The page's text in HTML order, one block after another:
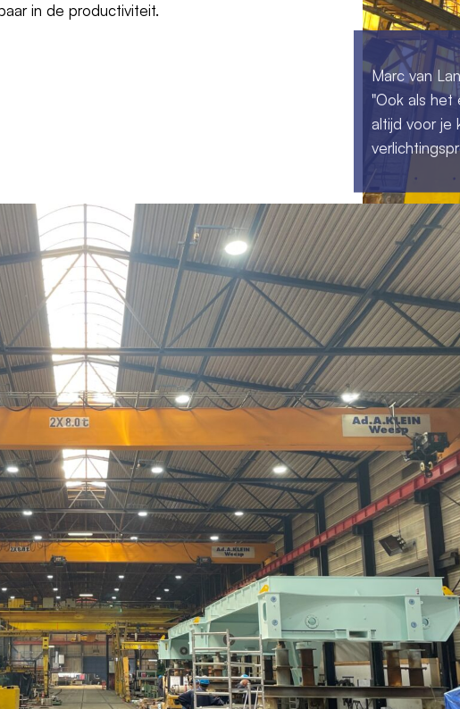
in de productiviteit.
Marc van
"Ook als het
altijd voor je
Vijf hallen, één
Slim. Snel. Samen.
Yourlight verzorgde de verlichting van
halhoogte en lichtbehoefte. Door te
bestaande infrastructuur intact en verliep
productieproces. De trillingsbestendige
ook als een bovenloopkraan precies voor
eronder altijd goed verlicht. Zo is elke